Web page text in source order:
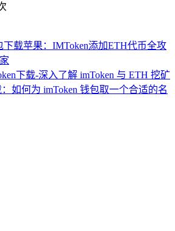
下载苹果：IMToken添加ETH代币全攻
下载-深入了解 imToken 与 ETH 挖矿
如何为 imToken 钱包取一个合适的名